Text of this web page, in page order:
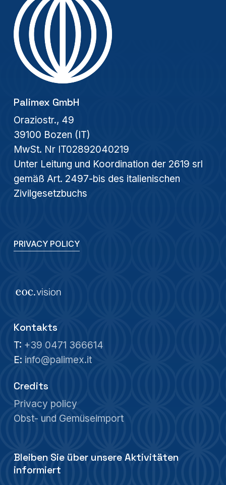
Palimex GmbH
Oraziostr., 49
39100 Bozen (IT)
MwSt. Nr IT02892040219
Unter Leitung und Koordination der 2619 srl
gemäß Art. 2497-bis des italienischen
Zivilgesetzbuchs
PRIVACY POLICY
Kontakts
T: +39 0471 366614
E: info@palimex.it
Credits
Privacy policy
Obst- und Gemüseimport
Bleiben Sie über unsere Aktivitäten
informiert